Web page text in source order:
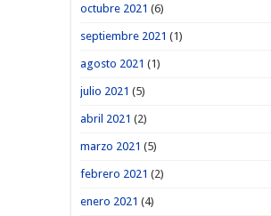
octubre 2021 (6)
septiembre 2021 (1)
agosto 2021 (1)
julio 2021 (5)
abril 2021 (2)
marzo 2021 (5)
febrero 2021 (2)
enero 2021 (4)